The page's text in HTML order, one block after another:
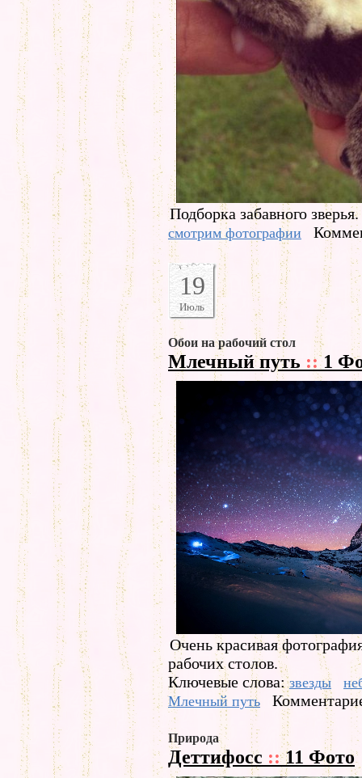
Подборка забавного зверья.
смотрим фотографии
19
Июль
Обои на рабочий стол
Млечный путь ::1
Очень красивая
рабочих столов.
Ключевые слова:звезды
Млечный путь
Природа
Деттифосс ::11 Фото